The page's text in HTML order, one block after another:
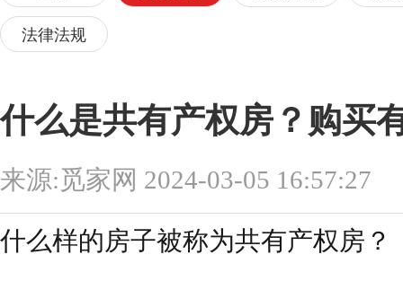
法律法规
什么是共有产权房？购买
来源:觅家网 2024-03-05 16:57:27
什么样的房子被称为共有产权房？